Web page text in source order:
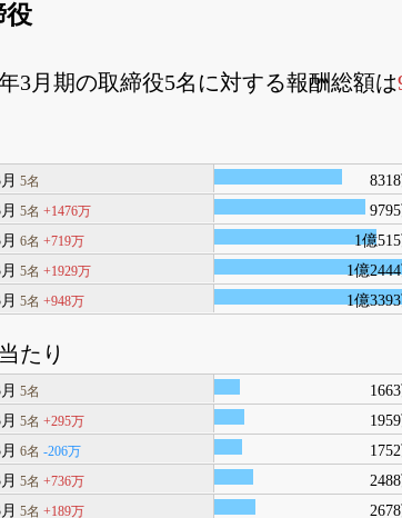
役
3月期の取締役5名に対する報酬総額は
月5名
月5名 +1476万
月6名 +719万
1億
月5名 +1929万
1億
月5名 +948万 1億
たり
月5名
月5名 +295万
月6名 -206万
月5名 +736万
月5名 +189万